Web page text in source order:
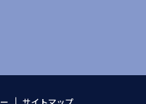
サイトマップ